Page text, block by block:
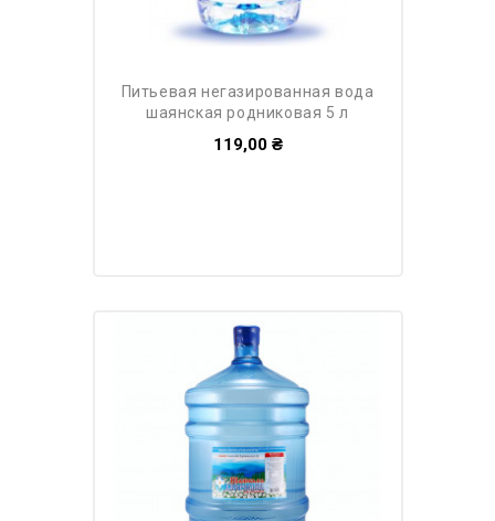
питьевая негазированная вода
шаянская родниковая 5 л
119,00 ₴